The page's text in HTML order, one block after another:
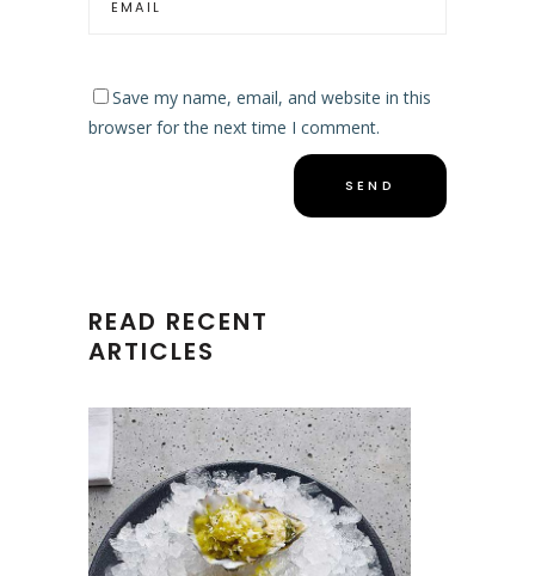
Save my name, email, and website in this
browser for the next time I comment.
READ RECENT
ARTICLES